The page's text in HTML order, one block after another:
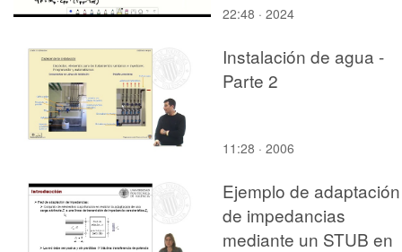
22:48 · 2024
Instalación de agua -
Parte 2
11:28 · 2006
Ejemplo de adaptación
de impedancias
mediante un STUB en